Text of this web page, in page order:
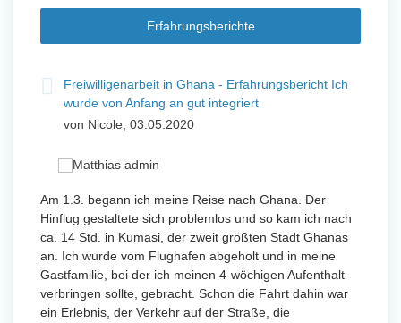
Erfahrungsberichte
Freiwilligenarbeit in Ghana - Erfahrungsbericht Ich
wurde von Anfang an gut integriert
von Nicole, 03.05.2020
Am 1.3. begann ich meine Reise nach Ghana. Der
Hinflug gestaltete sich problemlos und so kam ich nach
ca. 14 Std. in Kumasi, der zweit größten Stadt Ghanas
an. Ich wurde vom Flughafen abgeholt und in meine
Gastfamilie, bei der ich meinen 4-wöchigen Aufenthalt
verbringen sollte, gebracht. Schon die Fahrt dahin war
ein Erlebnis, der Verkehr auf der Straße, die